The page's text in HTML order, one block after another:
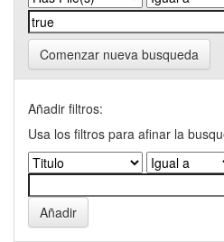
Comenzar nueva busqueda
Añadir filtros:
Usa los filtros para afinar la